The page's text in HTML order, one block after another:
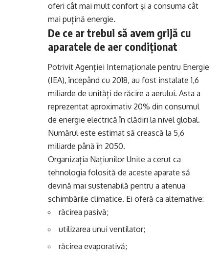
oferi cât mai mult confort și a consuma cât
mai puțină energie.
De ce ar trebui să avem grijă cu
aparatele de aer condiționat
Potrivit Agenției Internaționale pentru Energie
(IEA), începând cu 2018, au fost instalate 1,6
miliarde de unități de răcire a aerului. Asta a
reprezentat aproximativ 20% din consumul
de energie electrică în clădiri la nivel global.
Numărul este estimat să crească la 5,6
miliarde până în 2050.
Organizația Națiunilor Unite a cerut ca
tehnologia folosită de aceste aparate să
devină mai sustenabilă pentru a atenua
schimbările climatice. Ei oferă ca alternative:
răcirea pasivă;
utilizarea unui ventilator;
răcirea evaporativă;